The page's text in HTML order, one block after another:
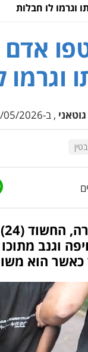
וגרמו לו חבלות
אדם
, ב-07/05/2026 21:52
וגנב
כאשר הוא